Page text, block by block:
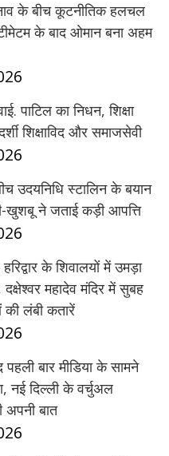
के बीच कूटनीतिक हलचल
के बाद ओमान बना अहम
पाटिल का निधन, शिक्षा
शिक्षाविद और समाजसेवी
उदयनिधि स्टालिन के बयान
खुशबू ने जताई कड़ी आपत्ति
के शिवालयों में उमड़ा
महादेव मंदिर में सुबह
लंबी कतारें
पहली बार मीडिया के सामने
नई दिल्ली के वर्चुअल
अपनी बात